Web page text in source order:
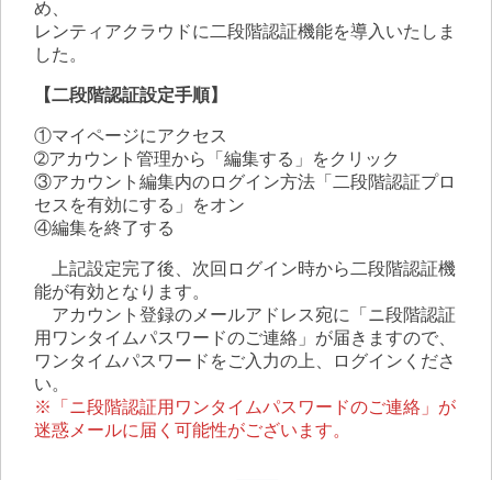
め、
レンティアクラウドに二段階認証機能を導入いたしま
した。
【二段階認証設定手順】
①マイページにアクセス
➁アカウント管理から「編集する」をクリック
③アカウント編集内のログイン方法「二段階認証プロ
セスを有効にする」をオン
④編集を終了する
上記設定完了後、次回ログイン時から二段階認証機
能が有効となります。
アカウント登録のメールアドレス宛に「ニ段階認証
用ワンタイムパスワードのご連絡」が届きますので、
ワンタイムパスワードをご入力の上、ログインくださ
い。
※「ニ段階認証用ワンタイムパスワードのご連絡」が
迷惑メールに届く可能性がございます。